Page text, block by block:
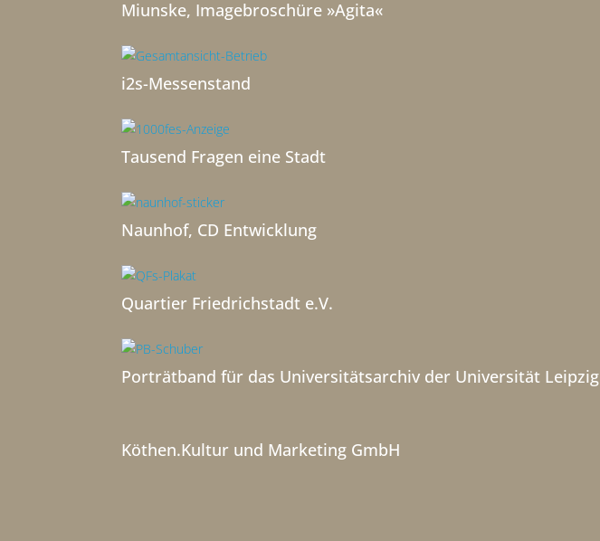
Miunske, Imagebroschüre »Agita«
i2s-Messenstand
Tausend Fragen eine Stadt
Naunhof, CD Entwicklung
Quartier Friedrichstadt e.V.
Porträtband für das Universitätsarchiv der Universität Leipzig
Köthen.Kultur und Marketing GmbH